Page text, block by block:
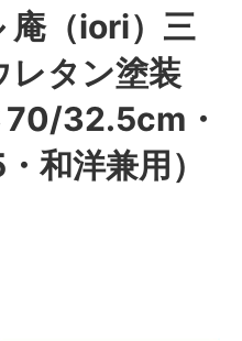
庵（iori）三
レタン塗装
70/32.5cm・
和洋兼用）